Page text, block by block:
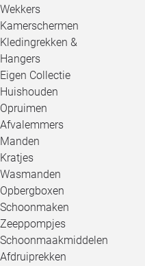
Wekkers
Kamerschermen
Kledingrekken &
Hangers
Eigen Collectie
Huishouden
Opruimen
Afvalemmers
Manden
Kratjes
Wasmanden
Opbergboxen
Schoonmaken
Zeeppompjes
Schoonmaakmiddelen
Afdruiprekken